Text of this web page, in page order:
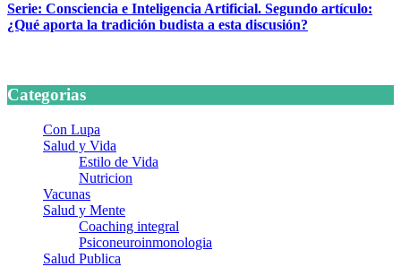
Serie: Consciencia e Inteligencia Artificial. Segundo artículo:
¿Qué aporta la tradición budista a esta discusión?
Categorias
Con Lupa
Salud y Vida
Estilo de Vida
Nutricion
Vacunas
Salud y Mente
Coaching integral
Psiconeuroinmonologia
Salud Publica